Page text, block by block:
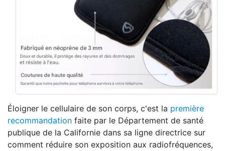
Éloigner le cellulaire de son corps, c'est la première
recommandation faite par le Département de santé
publique de la Californie dans sa ligne directrice sur
comment réduire son exposition aux radiofréquences,